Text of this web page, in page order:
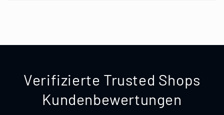
Verifizierte Trusted Shops
Kundenbewertungen